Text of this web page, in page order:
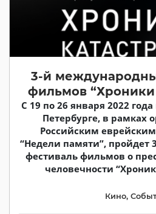
3-й
фильмов
C 19 по 26 января 2022
Петербурге, в рамках
Российским
“Недели памяти”,
фестиваль фильмов о
человечности
Кино,